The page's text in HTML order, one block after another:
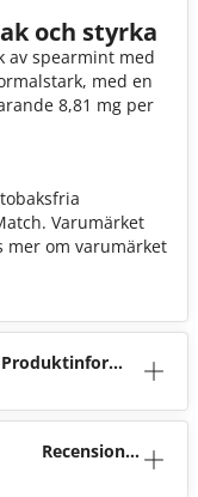
och styrka
av spearmint med
med en
8,81 mg per
Varumärket
mer om varumärket
Produktinforma
Recensioner